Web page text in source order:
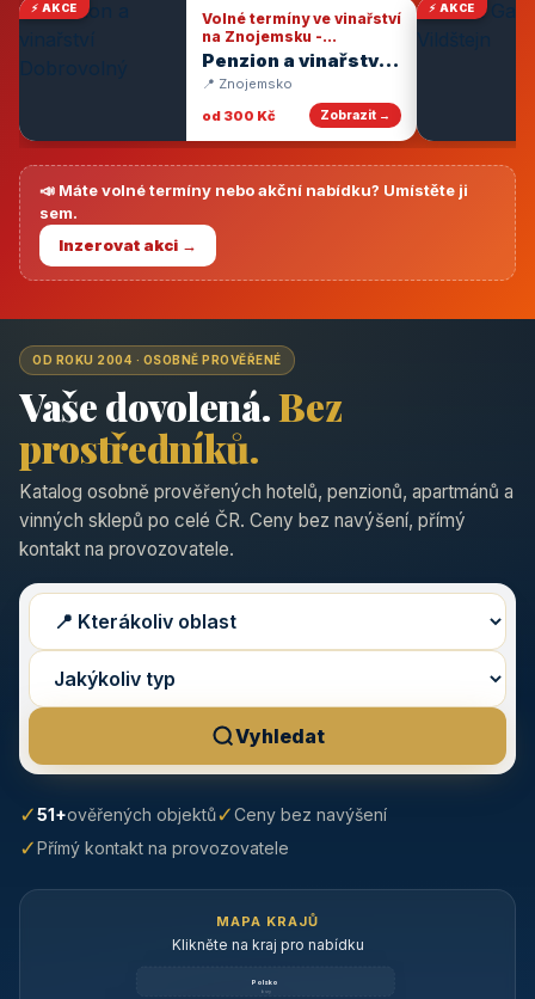
⚡ AKCE
Volné termíny ve vinařství
na Znojemsku -
degustace vín
Penzion a vinařství
Dobrovolný
📍 Znojemsko
od 300 Kč
Zobrazit →
⚡ AKCE
📣 Máte volné termíny nebo akční nabídku? Umístěte ji
sem.
Inzerovat akci →
OD ROKU 2004 · OSOBNĚ PROVĚŘENÉ
Vaše dovolená.Bez
prostředníků.
Katalog osobně prověřených hotelů, penzionů, apartmánů a
vinných sklepů po celé ČR. Ceny bez navýšení, přímý
kontakt na provozovatele.
Vyhledat
✓51+ověřených objektů✓Ceny bez navýšení
✓Přímý kontakt na provozovatele
MAPA KRAJŮ
Klikněte na kraj pro nabídku
Polsko
brzy